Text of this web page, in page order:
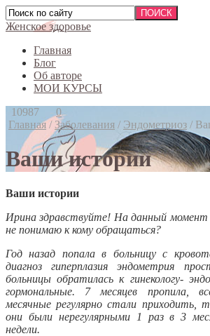
Женское здоровье
Главная
Блог
Об авторе
МОИ КУРСЫ
10987
0
Главная/ Заболевания / Эндометриоз /
Ваши истории
Ваши истории
Ирина здравствуйте! На данный момент
не понимаю к кому обращаться?
Год назад попала в больницу с
диагноз гиперплазия эндометрия
больницы обратилась к гинекологу-
гормональные. 7 месяцев пропила,
месячные регулярно стали приходить,
они были нерегулярными 1 раз в 3
недели.